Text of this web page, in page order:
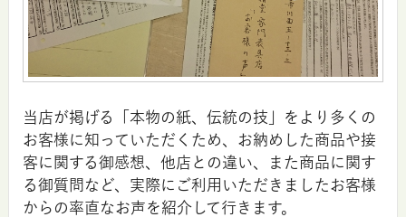
当店が掲げる「本物の紙、伝統の技」をより多くの
お客様に知っていただくため、お納めした商品や接
客に関する御感想、他店との違い、また商品に関す
る御質問など、実際にご利用いただきましたお客様
からの率直なお声を紹介して行きます。